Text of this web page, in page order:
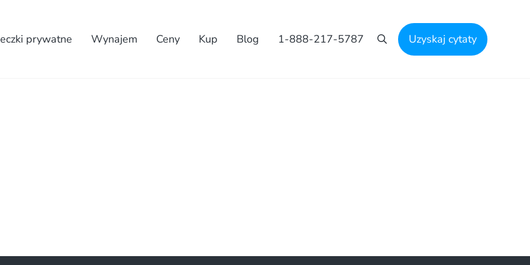
prywatne Wynajem Ceny Kup Blog 1-888-217-5787 Szukaj na stronie
Uzyskaj cytaty